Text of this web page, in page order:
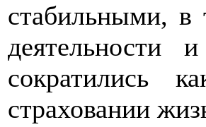
стабильными, в
деятельности
сократились
страховании